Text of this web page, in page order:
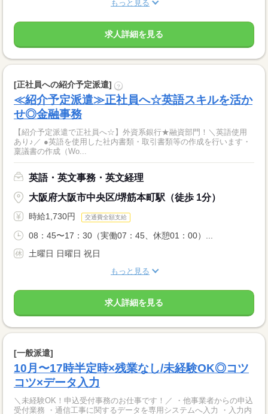
もっと見る
求人詳細を見る
[正社員への紹介予定派遣] ?
≪紹介予定派遣≫正社員へ☆英語スキルを活か
せ◎金融事務
【紹介予定派遣で正社員へ☆】外資系銀行★融資部門！＼英語使用
あり♪／ ●英語を使用した社内書類・取引書類等の作成を行います・
稟議書の作成（Wo...
英語・英文事務・英文経理
大阪府大阪市中央区/堺筋本町駅（徒歩 1分）
時給1,730円 交通費全額支給
08：45〜17：30（実働07：45、休憩01：00）...
土曜日 日曜日 祝日
もっと見る
求人詳細を見る
[一般派遣]
10月〜17時半定時×残業なし/未経験OK◎コツ
コツ×データ入力
＼未経験OK！申込受付事務のお仕事です！／ ・他事業者からの申込
受付業務 ・通信工事に関するデータを専用システムへ入力 ・入力内